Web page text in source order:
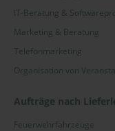
IT-Beratung &
Marketing & Beratung
Telefonmarketing
Organisation von
Aufträge nach
Feuerwehrfahrzeuge